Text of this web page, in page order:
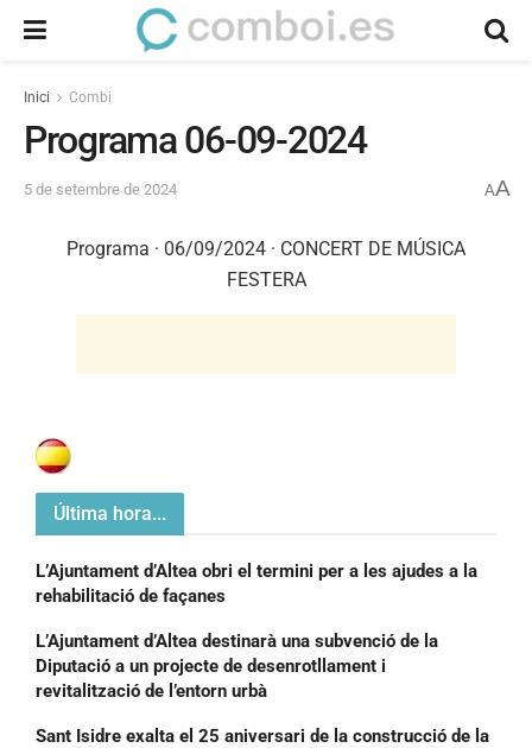
Inici Combi
Programa 06-09-2024
5 de setembre de 2024 AA
Programa · 06/09/2024 · CONCERT DE MÚSICA
FESTERA
Última hora...
L’Ajuntament d’Altea obri el termini per a les ajudes a la
rehabilitació de façanes
L’Ajuntament d’Altea destinarà una subvenció de la
Diputació a un projecte de desenrotllament i
revitalització de l’entorn urbà
Sant Isidre exalta el 25 aniversari de la construcció de la